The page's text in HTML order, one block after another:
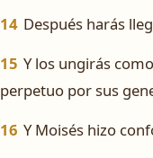
14 Después harás
15 Y los ungirás
perpetuo por sus
16 Y Moisés hizo